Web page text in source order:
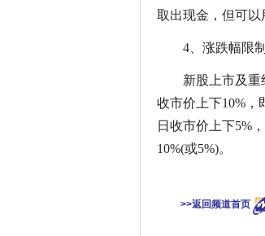
取出现金，但可以
4、涨跌幅限制
新股上市及重
收市价上下10%，
日收市价上下5%
10%(或5%)。
>>返回频道首页